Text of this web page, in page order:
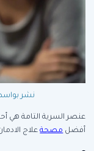
نشر
عنصر السرية التامة هي
أفضلمصحةعلاج